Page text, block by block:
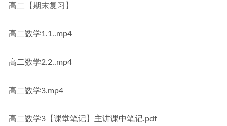
高二【期末复习】
高二数学1.1..mp4
高二数学2.2..mp4
高二数学3.mp4
高二数学3【课堂笔记】主讲课中笔记.pdf